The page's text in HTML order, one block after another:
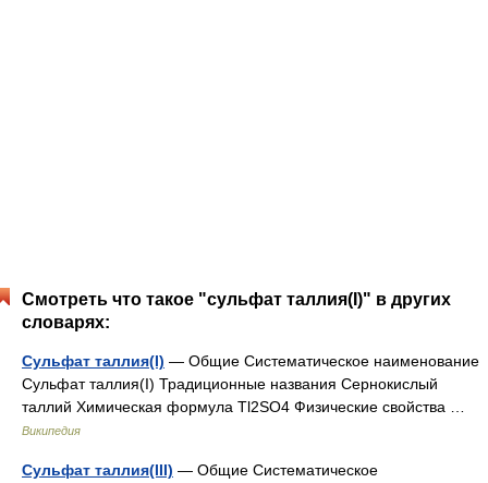
Смотреть что такое "сульфат таллия(I)" в других
словарях:
Сульфат таллия(I) — Общие Систематическое наименование
Сульфат таллия(I) Традиционные названия Сернокислый
таллий Химическая формула Tl2SO4 Физические свойства …
Википедия
Сульфат таллия(III) — Общие Систематическое